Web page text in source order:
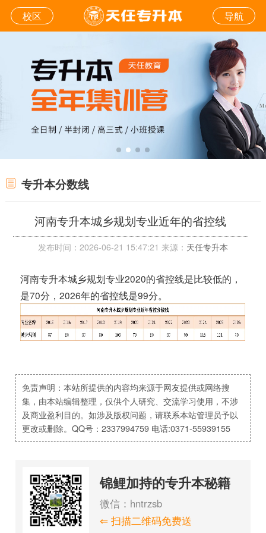
校区 导航
专升本分数线
河南专升本城乡规划专业近年的省控线
发布时间：2026-06-21 15:47:21 来源： 天任专升本
河南专升本城乡规划专业2020的省控线是比较低的，
是70分，2026年的省控线是99分。
免责声明：本站所提供的内容均来源于网友提供或网络搜
集，由本站编辑整理，仅供个人研究、交流学习使用，不涉
及商业盈利目的。如涉及版权问题，请联系本站管理员予以
更改或删除。QQ号：2337994759 电话:0371-55939155
锦鲤加持的专升本秘籍
微信：hntrzsb
⇐ 扫描二维码免费送